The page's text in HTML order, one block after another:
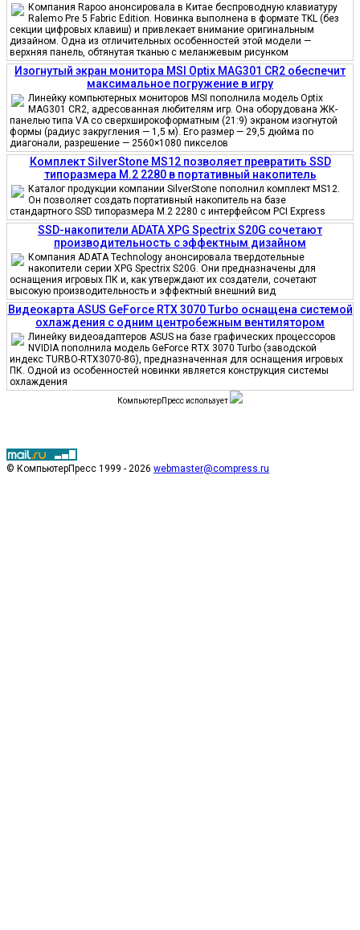
Компания Rapoo анонсировала в Китае беспроводную клавиатуру
Ralemo Pre 5 Fabric Edition. Новинка выполнена в формате TKL (без
секции цифровых клавиш) и привлекает внимание оригинальным
дизайном. Одна из отличительных особенностей этой модели —
верхняя панель, обтянутая тканью с меланжевым рисунком
Изогнутый экран монитора MSI Optix MAG301 CR2 обеспечит
максимальное погружение в игру
Линейку компьютерных мониторов MSI пополнила модель Optix
MAG301 CR2, адресованная любителям игр. Она оборудована ЖК-
панелью типа VA со сверхширокоформатным (21:9) экраном изогнутой
формы (радиус закругления — 1,5 м). Его размер — 29,5 дюйма по
диагонали, разрешение — 2560×1080 пикселов
Комплект SilverStone MS12 позволяет превратить SSD
типоразмера M.2 2280 в портативный накопитель
Каталог продукции компании SilverStone пополнил комплект MS12.
Он позволяет создать портативный накопитель на базе
стандартного SSD типоразмера M.2 2280 с интерфейсом PCI Express
SSD-накопители ADATA XPG Spectrix S20G сочетают
производительность с эффектным дизайном
Компания ADATA Technology анонсировала твердотельные
накопители серии XPG Spectrix S20G. Они предназначены для
оснащения игровых ПК и, как утверждают их создатели, сочетают
высокую производительность и эффектный внешний вид
Видеокарта ASUS GeForce RTX 3070 Turbo оснащена системой
охлаждения с одним центробежным вентилятором
Линейку видеоадаптеров ASUS на базе графических процессоров
NVIDIA пополнила модель GeForce RTX 3070 Turbo (заводской
индекс TURBO-RTX3070-8G), предназначенная для оснащения игровых
ПК. Одной из особенностей новинки является конструкция системы
охлаждения
КомпьютерПресс использует
© КомпьютерПресс 1999 - 2026 webmaster@compress.ru